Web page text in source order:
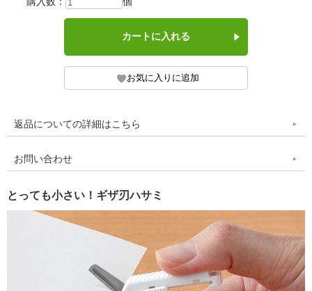
返品についての詳細はこちら
お問い合わせ
とっても小さい！ギザ刃ハサミ